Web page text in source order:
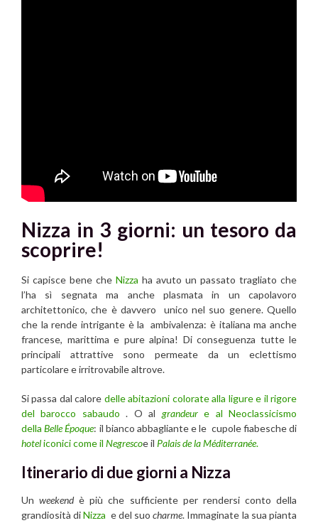
Nizza in 3 giorni: un tesoro da
scoprire!
Si capisce bene che Nizza ha avuto un passato tragliato che
l’ha sì segnata ma anche plasmata in un capolavoro
architettonico, che è davvero unico nel suo genere. Quello
che la rende intrigante è la ambivalenza: è italiana ma anche
francese, marittima e pure alpina! Di conseguenza tutte le
principali attrattive sono permeate da un eclettismo
particolare e irritrovabile altrove.
Si passa dal calore delle abitazioni colorate alla ligure e il rigore
del barocco sabaudo . O al grandeure al Neoclassicismo
dellaBelle Époque: il bianco abbagliante e le cupole fiabesche di
hoteliconici come il Negrescoe il Palais de la Méditerranée.
Itinerario di due giorni a Nizza
Unweekendè più che sufficiente per rendersi conto della
grandiosità diNizza e del suocharme. Immaginate la sua pianta